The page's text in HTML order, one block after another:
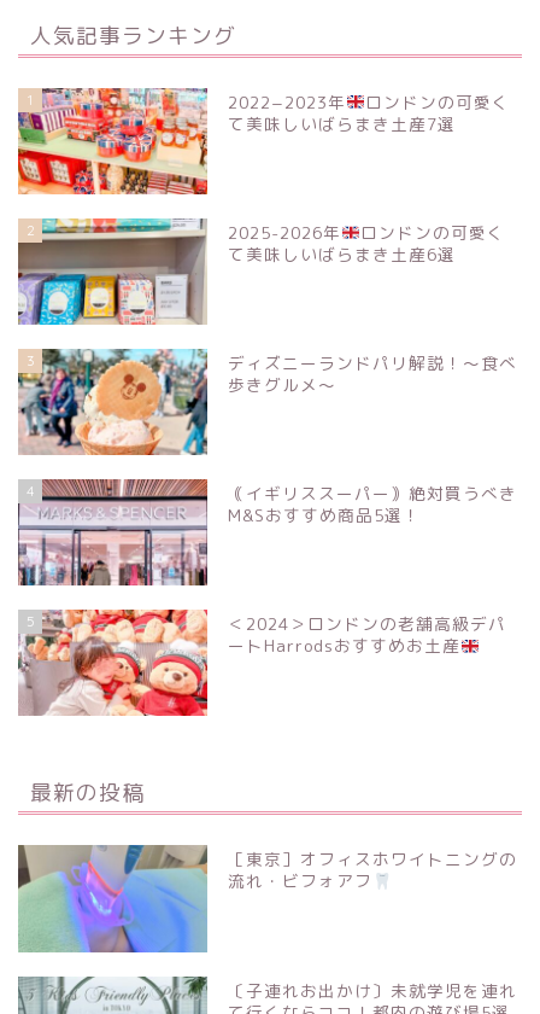
人気記事ランキング
1 2022−2023年
ロンドンの可愛く
て美味しいばらまき土産7選
2 2025-2026年
ロンドンの可愛く
て美味しいばらまき土産6選
3
ディズニーランドパリ解説！〜食べ
歩きグルメ〜
4
｟イギリススーパー｠絶対買うべき
M&Sおすすめ商品5選！
5
＜2024＞ロンドンの老舗高級デパ
ートHarrodsおすすめお土産
最新の投稿
［東京］オフィスホワイトニングの
流れ・ビフォアフ
〔子連れお出かけ〕未就学児を連れ